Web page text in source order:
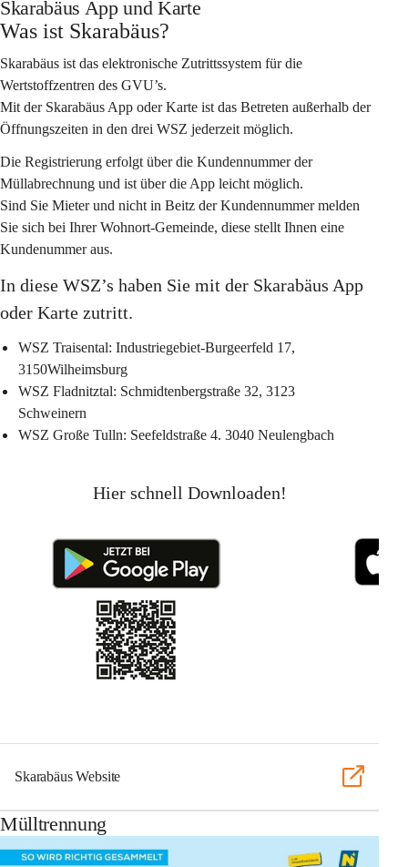
Skarabäus App und Karte
Was ist Skarabäus?
Skarabäus ist das elektronische Zutrittssystem für die
Wertstoffzentren des GVU’s.
Mit der Skarabäus App oder Karte ist das Betreten außerhalb der
Öffnungszeiten in den drei WSZ jederzeit möglich.
Die Registrierung erfolgt über die Kundennummer der
Müllabrechnung und ist über die App leicht möglich.
Sind Sie Mieter und nicht in Beitz der Kundennummer melden
Sie sich bei Ihrer Wohnort-Gemeinde, diese stellt Ihnen eine
Kundenummer aus.
In diese WSZ’s haben Sie mit der Skarabäus App
oder Karte zutritt.
WSZ Traisental: Industriegebiet-Burgeerfeld 17,
3150Wilheimsburg
WSZ Fladnitztal: Schmidtenbergstraße 32, 3123
Schweinern
WSZ Große Tulln: Seefeldstraße 4. 3040 Neulengbach
Hier schnell Downloaden!
Skarabäus Website
Mülltrennung